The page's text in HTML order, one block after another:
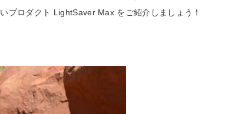
プロダクト LightSaver Max をご紹介しましょう！